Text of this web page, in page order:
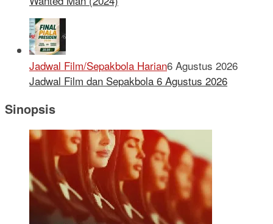
Jadwal Film/Sepakbola Harian6 Agustus 2026
Jadwal Film dan Sepakbola 6 Agustus 2026
Sinopsis